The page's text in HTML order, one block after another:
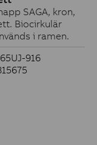
SAGA, kron,
Biocirkulär
i ramen.
916